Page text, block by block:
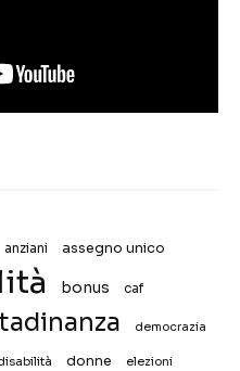
anziani assegno unico
bonus caf
democrazia
donne elezioni